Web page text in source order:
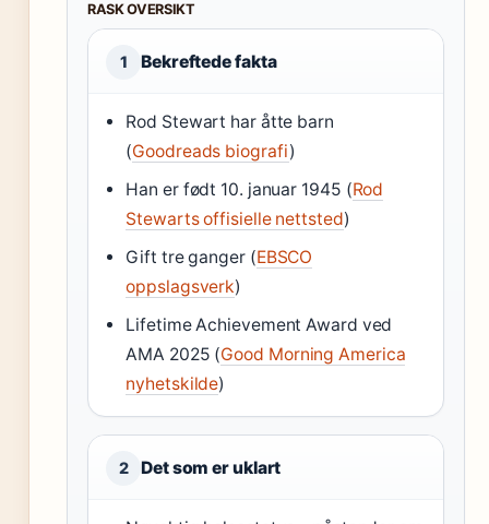
RASK OVERSIKT
1 Bekreftede fakta
Rod Stewart har åtte barn
(Goodreads biografi)
Han er født 10. januar 1945 (Rod
Stewarts offisielle nettsted)
Gift tre ganger (EBSCO
oppslagsverk)
Lifetime Achievement Award ved
AMA 2025 (Good Morning America
nyhetskilde)
2 Det som er uklart